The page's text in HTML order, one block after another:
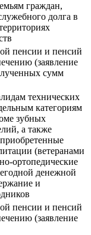
граждан,
долга в
пенсии и пенсий
(заявление
сумм
технических
категориям
зубных
а также
(ветеранами
ортопедические
денежной
и
пенсии и пенсий
(заявление